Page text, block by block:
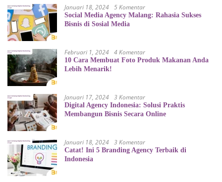
Januari 18, 2024 5 Komentar
Social Media Agency Malang: Rahasia Sukses
Bisnis di Sosial Media
Februari 1, 2024 4 Komentar
10 Cara Membuat Foto Produk Makanan Anda
Lebih Menarik!
Januari 17, 2024 3 Komentar
Digital Agency Indonesia: Solusi Praktis
Membangun Bisnis Secara Online
Januari 18, 2024 3 Komentar
Catat! Ini 5 Branding Agency Terbaik di
Indonesia